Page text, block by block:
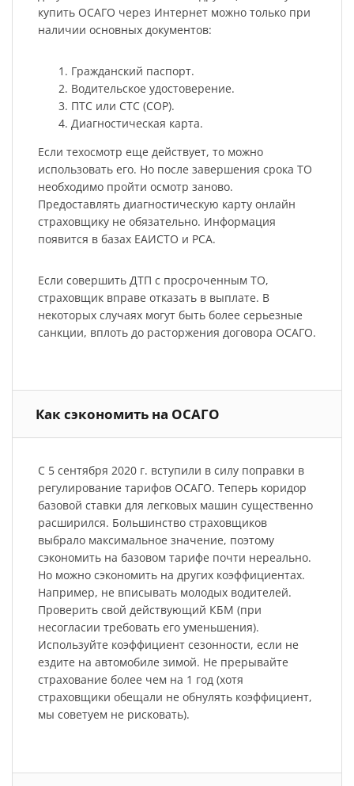
купить ОСАГО через Интернет можно только при
наличии основных документов:
Гражданский паспорт.
Водительское удостоверение.
ПТС или СТС (СОР).
Диагностическая карта.
Если техосмотр еще действует, то можно
использовать его. Но после завершения срока ТО
необходимо пройти осмотр заново.
Предоставлять диагностическую карту онлайн
страховщику не обязательно. Информация
появится в базах ЕАИСТО и РСА.
Если совершить ДТП с просроченным ТО,
страховщик вправе отказать в выплате. В
некоторых случаях могут быть более серьезные
санкции, вплоть до расторжения договора ОСАГО.
Как сэкономить на ОСАГО
С 5 сентября 2020 г. вступили в силу поправки в
регулирование тарифов ОСАГО. Теперь коридор
базовой ставки для легковых машин существенно
расширился. Большинство страховщиков
выбрало максимальное значение, поэтому
сэкономить на базовом тарифе почти нереально.
Но можно сэкономить на других коэффициентах.
Например, не вписывать молодых водителей.
Проверить свой действующий КБМ (при
несогласии требовать его уменьшения).
Используйте коэффициент сезонности, если не
ездите на автомобиле зимой. Не прерывайте
страхование более чем на 1 год (хотя
страховщики обещали не обнулять коэффициент,
мы советуем не рисковать).